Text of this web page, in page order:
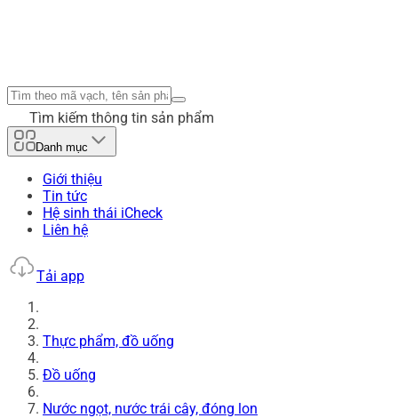
Tìm kiếm thông tin sản phẩm
Danh mục
Giới thiệu
Tin tức
Hệ sinh thái iCheck
Liên hệ
Tải app
Thực phẩm, đồ uống
Đồ uống
Nước ngọt, nước trái cây, đóng lon